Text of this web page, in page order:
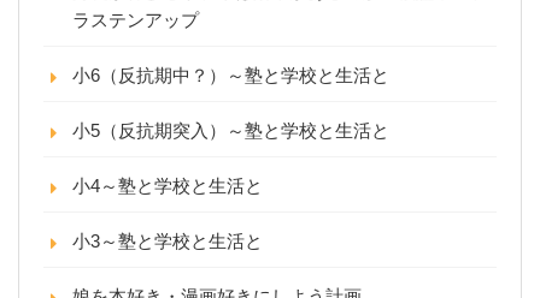
ラステンアップ
小6（反抗期中？）～塾と学校と生活と
小5（反抗期突入）～塾と学校と生活と
小4～塾と学校と生活と
小3～塾と学校と生活と